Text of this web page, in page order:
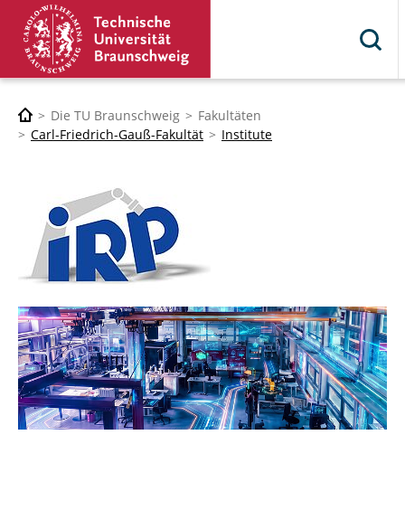
Die TU Braunschweig
Fakultäten
Carl-Friedrich-Gauß-Fakultät
Institute